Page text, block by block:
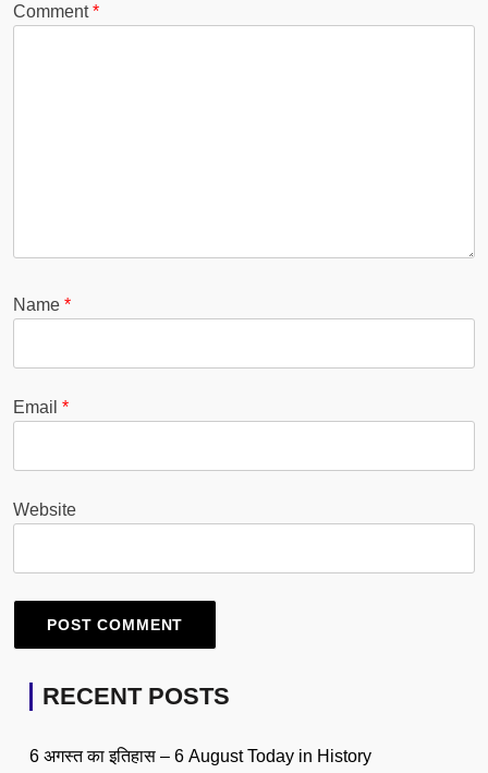
Comment*
Name *
Email *
Website
RECENT POSTS
6 अगस्त का इतिहास – 6 August Today in History